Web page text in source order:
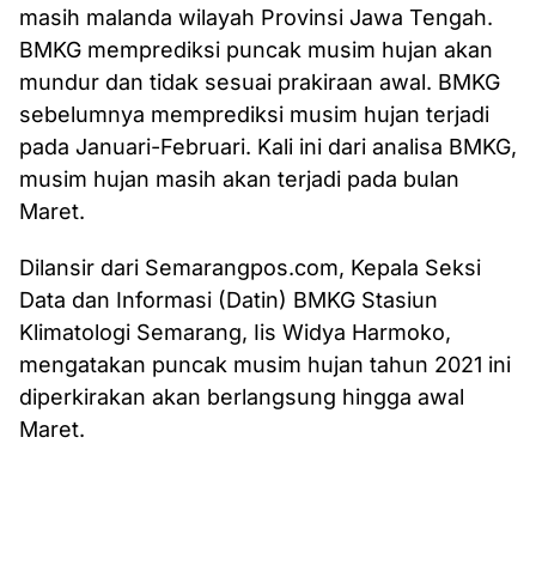
masih malanda wilayah Provinsi Jawa Tengah.
BMKG memprediksi puncak musim hujan akan
mundur dan tidak sesuai prakiraan awal. BMKG
sebelumnya memprediksi musim hujan terjadi
pada Januari-Februari. Kali ini dari analisa BMKG,
musim hujan masih akan terjadi pada bulan
Maret.
Dilansir dari Semarangpos.com, Kepala Seksi
Data dan Informasi (Datin) BMKG Stasiun
Klimatologi Semarang, Iis Widya Harmoko,
mengatakan puncak musim hujan tahun 2021 ini
diperkirakan akan berlangsung hingga awal
Maret.